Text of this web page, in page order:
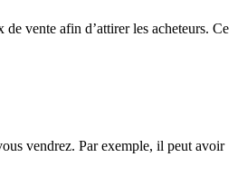
vente afin d’attirer les acheteurs. Ce
vendrez. Par exemple, il peut avoir